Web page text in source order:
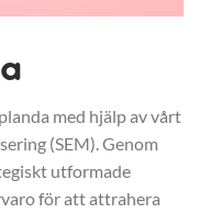
med hjälp av vårt
(SEM). Genom
utformade
för att attrahera